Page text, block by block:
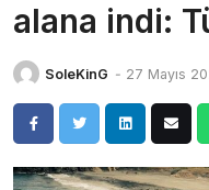
alana indi:
SoleKinG - 27 Mayıs